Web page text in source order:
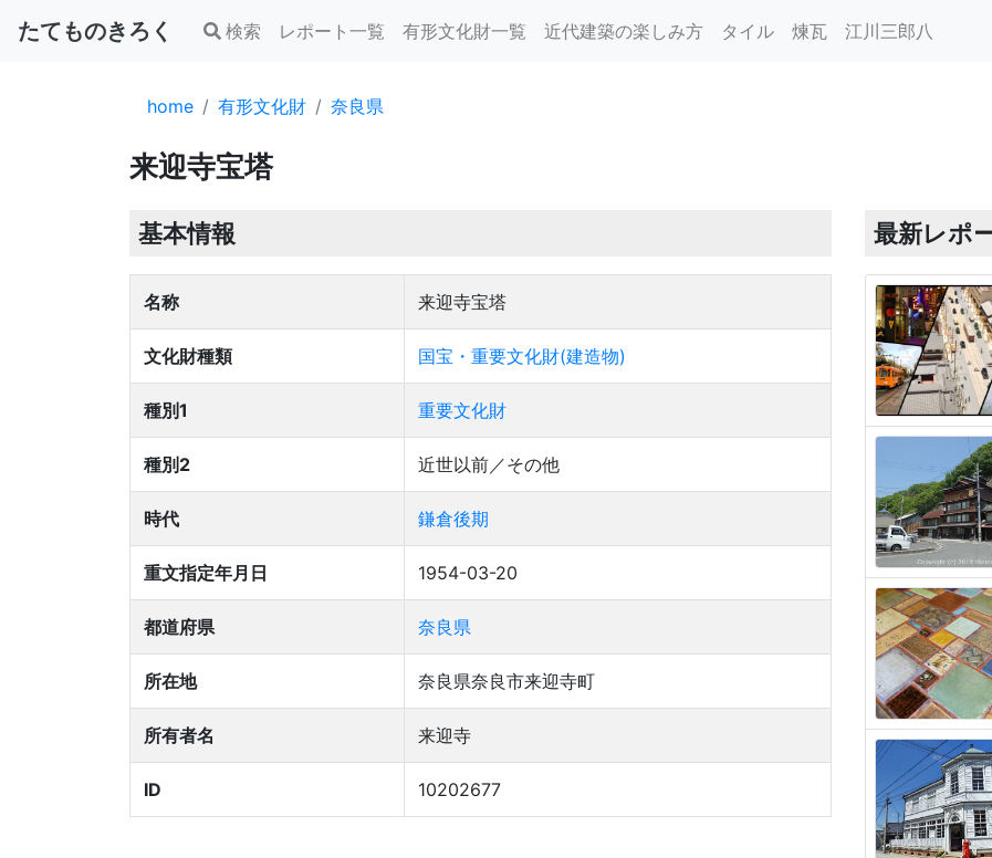
たてものきろく 検索 レポート一覧 有形文化財一覧 近代建築の楽しみ方 タイル 煉瓦 江川三郎八
home 有形文化財 奈良県
来迎寺宝塔
基本情報
名称 来迎寺宝塔
文化財種類 国宝・重要文化財(建造物)
種別1 重要文化財
種別2 近世以前／その他
時代 鎌倉後期
重文指定年月日 1954-03-20
都道府県 奈良県
所在地 奈良県奈良市来迎寺町
所有者名 来迎寺
ID 10202677
最新レポ